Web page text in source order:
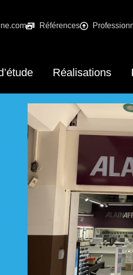
Références
Réalisations